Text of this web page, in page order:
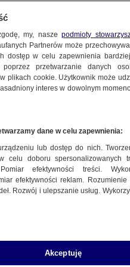
"był
CNN.
Romney wypadł
my, naszepodmioty
Partnerów może
dostęp w celu zapewnienia
przetwarzanie danych
plikach cookie. Użytkownik może
interes w dowolnym
dane w celu zapewnienia:
lub dostęp do nich.
celu doboru spersonalizowanych
Pomiar efektywności treści.
efektywności reklam.
Rozwój i ulepszanie usług.
Akceptuję